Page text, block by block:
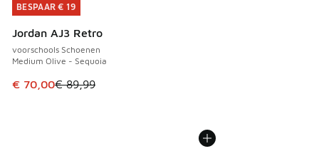
BESPAAR € 19
Jordan AJ3 Retro
voorschools Schoenen
Medium Olive - Sequoia
Dit artikel is in de uitverkoop. Dit artikel is in de
€ 70,00€ 89,99
BESPAAR € 19